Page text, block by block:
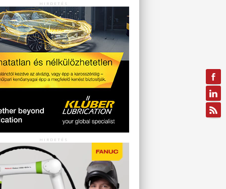
HIRDETÉS
HIRDETÉS